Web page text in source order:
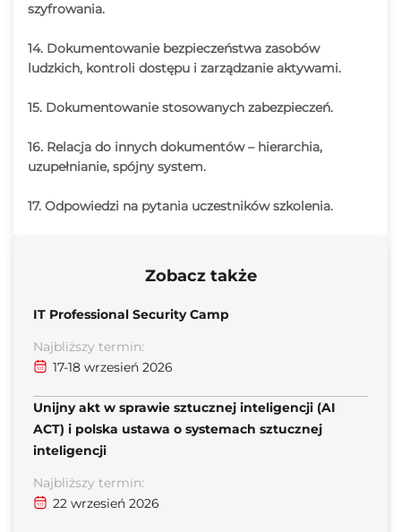
szyfrowania.
14. Dokumentowanie bezpieczeństwa zasobów
ludzkich, kontroli dostępu i zarządzanie aktywami.
15. Dokumentowanie stosowanych zabezpieczeń.
16. Relacja do innych dokumentów – hierarchia,
uzupełnianie, spójny system.
17. Odpowiedzi na pytania uczestników szkolenia.
Zobacz także
IT Professional Security Camp
Najbliższy termin:
17-18 wrzesień 2026
Unijny akt w sprawie sztucznej inteligencji (AI
ACT) i polska ustawa o systemach sztucznej
inteligencji
Najbliższy termin:
22 wrzesień 2026